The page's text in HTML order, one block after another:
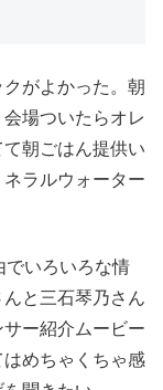
がよかった。朝
場ついたらオレ
朝ごはん提供い
ラルウォーター
でいろいろな情
と三石琴乃さん
ー紹介ムービー
めちゃくちゃ感